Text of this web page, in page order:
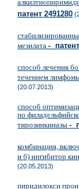
патент 2491280
мезилата -
способ лечения
течением
(20.07.2013)
способ
по
тирозинкиназы -
комбинация,
и б) ингибитор
(20.05.2013)
пиридилокси